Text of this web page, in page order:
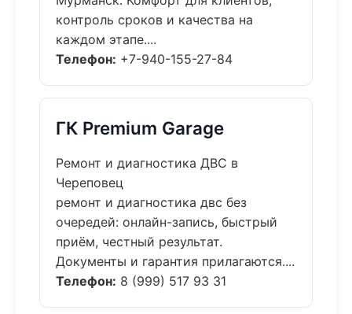
контроль сроков и качества на
каждом этапе....
Телефон: +7-940-155-27-84
ГК Premium Garage
Ремонт и диагностика ДВС в
Череповец
ремонт и диагностика двс без
очередей: онлайн-запись, быстрый
приём, честный результат.
Документы и гарантия прилагаются....
Телефон: 8 (999) 517 93 31